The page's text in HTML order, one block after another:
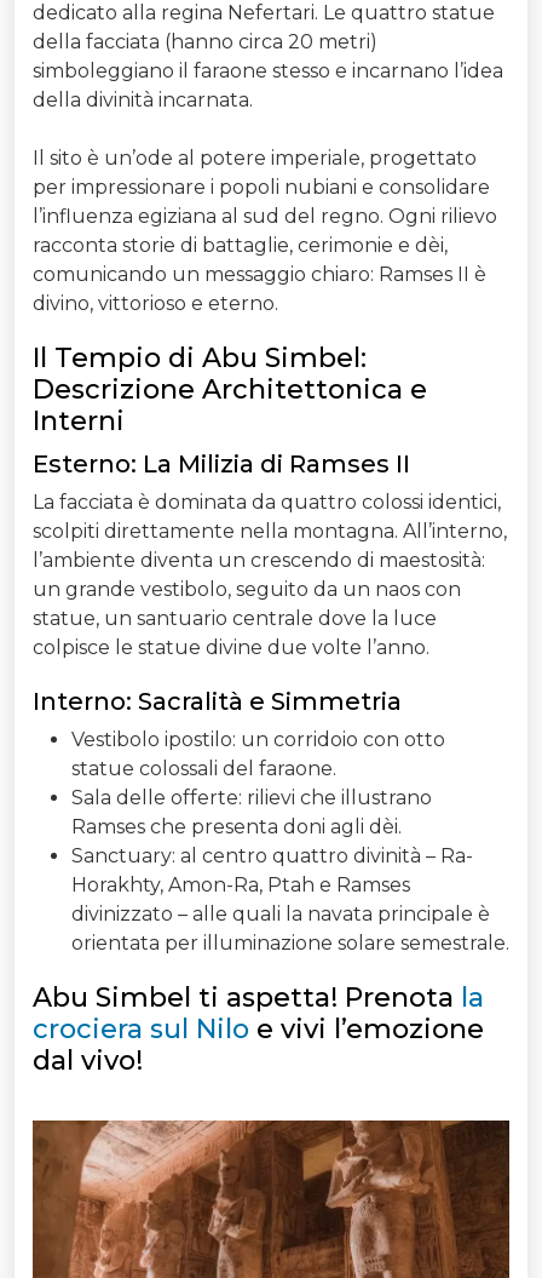
dedicato alla regina Nefertari. Le quattro statue
della facciata (hanno circa 20 metri)
simboleggiano il faraone stesso e incarnano l’idea
della divinità incarnata.
Il sito è un’ode al potere imperiale, progettato
per impressionare i popoli nubiani e consolidare
l’influenza egiziana al sud del regno. Ogni rilievo
racconta storie di battaglie, cerimonie e dèi,
comunicando un messaggio chiaro: Ramses II è
divino, vittorioso e eterno.
Il Tempio di Abu Simbel:
Descrizione Architettonica e
Interni
Esterno: La Milizia di Ramses II
La facciata è dominata da quattro colossi identici,
scolpiti direttamente nella montagna. All’interno,
l’ambiente diventa un crescendo di maestosità:
un grande vestibolo, seguito da un naos con
statue, un santuario centrale dove la luce
colpisce le statue divine due volte l’anno.
Interno: Sacralità e Simmetria
Vestibolo ipostilo: un corridoio con otto
statue colossali del faraone.
Sala delle offerte: rilievi che illustrano
Ramses che presenta doni agli dèi.
Sanctuary: al centro quattro divinità – Ra-
Horakhty, Amon-Ra, Ptah e Ramses
divinizzato – alle quali la navata principale è
orientata per illuminazione solare semestrale.
Abu Simbel ti aspetta! Prenota la
crociera sul Nilo e vivi l’emozione
dal vivo!